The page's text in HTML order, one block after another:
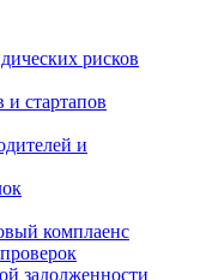
рисков
стартапов
и
комплаенс
задолженности